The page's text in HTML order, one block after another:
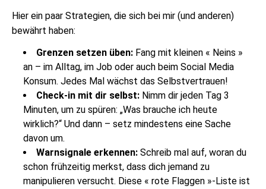
Hier ein paar Strategien, die sich bei mir (und anderen)
bewährt haben:
Grenzen setzen üben: Fang mit kleinen « Neins »
an – im Alltag, im Job oder auch beim Social Media
Konsum. Jedes Mal wächst das Selbstvertrauen!
Check-in mit dir selbst: Nimm dir jeden Tag 3
Minuten, um zu spüren: „Was brauche ich heute
wirklich?“ Und dann – setz mindestens eine Sache
davon um.
Warnsignale erkennen: Schreib mal auf, woran du
schon frühzeitig merkst, dass dich jemand zu
manipulieren versucht. Diese « rote Flaggen »-Liste ist